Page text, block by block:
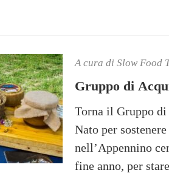
A cura di Slow Food
Gruppo di
Torna il Gruppo
Nato per
nell’Appennino
fine anno, per